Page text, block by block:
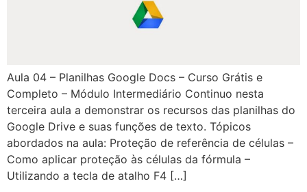
Aula 04 – Planilhas Google Docs – Curso Grátis e
Completo – Módulo Intermediário Continuo nesta
terceira aula a demonstrar os recursos das planilhas do
Google Drive e suas funções de texto. Tópicos
abordados na aula: Proteção de referência de células –
Como aplicar proteção às células da fórmula –
Utilizando a tecla de atalho F4 […]